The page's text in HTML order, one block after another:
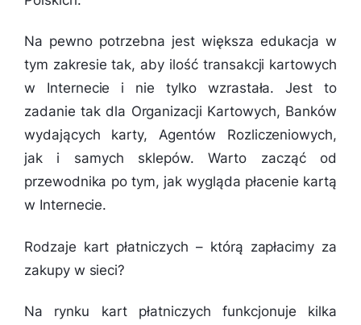
Na pewno potrzebna jest większa edukacja w
tym zakresie tak, aby ilość transakcji kartowych
w Internecie i nie tylko wzrastała. Jest to
zadanie tak dla Organizacji Kartowych, Banków
wydających karty, Agentów Rozliczeniowych,
jak i samych sklepów. Warto zacząć od
przewodnika po tym, jak wygląda płacenie kartą
w Internecie.
Rodzaje kart płatniczych – którą zapłacimy za
zakupy w sieci?
Na rynku kart płatniczych funkcjonuje kilka